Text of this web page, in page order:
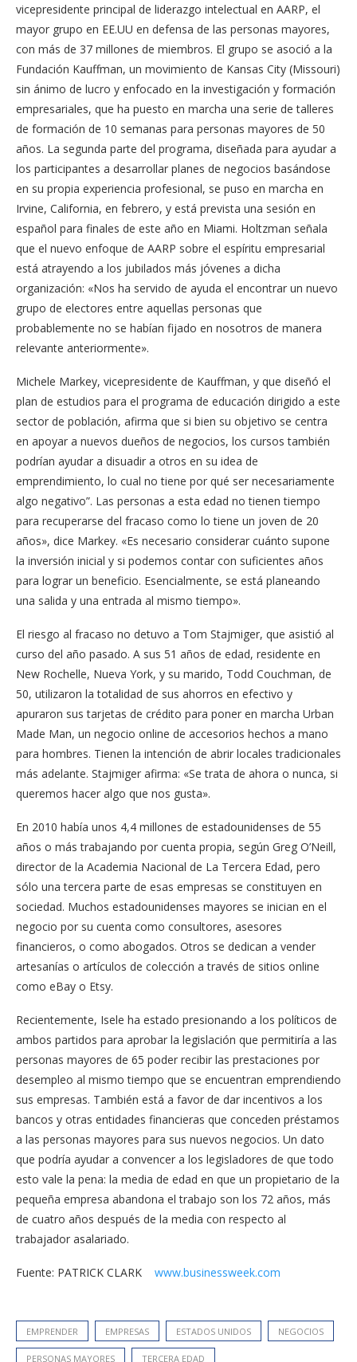
vicepresidente principal de liderazgo intelectual en AARP, el
mayor grupo en EE.UU en defensa de las personas mayores,
con más de 37 millones de miembros. El grupo se asoció a la
Fundación Kauffman, un movimiento de Kansas City (Missouri)
sin ánimo de lucro y enfocado en la investigación y formación
empresariales, que ha puesto en marcha una serie de talleres
de formación de 10 semanas para personas mayores de 50
años. La segunda parte del programa, diseñada para ayudar a
los participantes a desarrollar planes de negocios basándose
en su propia experiencia profesional, se puso en marcha en
Irvine, California, en febrero, y está prevista una sesión en
español para finales de este año en Miami. Holtzman señala
que el nuevo enfoque de AARP sobre el espíritu empresarial
está atrayendo a los jubilados más jóvenes a dicha
organización: «Nos ha servido de ayuda el encontrar un nuevo
grupo de electores entre aquellas personas que
probablemente no se habían fijado en nosotros de manera
relevante anteriormente».
Michele Markey, vicepresidente de Kauffman, y que diseñó el
plan de estudios para el programa de educación dirigido a este
sector de población, afirma que si bien su objetivo se centra
en apoyar a nuevos dueños de negocios, los cursos también
podrían ayudar a disuadir a otros en su idea de
emprendimiento, lo cual no tiene por qué ser necesariamente
algo negativo”. Las personas a esta edad no tienen tiempo
para recuperarse del fracaso como lo tiene un joven de 20
años», dice Markey. «Es necesario considerar cuánto supone
la inversión inicial y si podemos contar con suficientes años
para lograr un beneficio. Esencialmente, se está planeando
una salida y una entrada al mismo tiempo».
El riesgo al fracaso no detuvo a Tom Stajmiger, que asistió al
curso del año pasado. A sus 51 años de edad, residente en
New Rochelle, Nueva York, y su marido, Todd Couchman, de
50, utilizaron la totalidad de sus ahorros en efectivo y
apuraron sus tarjetas de crédito para poner en marcha Urban
Made Man, un negocio online de accesorios hechos a mano
para hombres. Tienen la intención de abrir locales tradicionales
más adelante. Stajmiger afirma: «Se trata de ahora o nunca, si
queremos hacer algo que nos gusta».
En 2010 había unos 4,4 millones de estadounidenses de 55
años o más trabajando por cuenta propia, según Greg O’Neill,
director de la Academia Nacional de La Tercera Edad, pero
sólo una tercera parte de esas empresas se constituyen en
sociedad. Muchos estadounidenses mayores se inician en el
negocio por su cuenta como consultores, asesores
financieros, o como abogados. Otros se dedican a vender
artesanías o artículos de colección a través de sitios online
como eBay o Etsy.
Recientemente, Isele ha estado presionando a los políticos de
ambos partidos para aprobar la legislación que permitiría a las
personas mayores de 65 poder recibir las prestaciones por
desempleo al mismo tiempo que se encuentran emprendiendo
sus empresas. También está a favor de dar incentivos a los
bancos y otras entidades financieras que conceden préstamos
a las personas mayores para sus nuevos negocios. Un dato
que podría ayudar a convencer a los legisladores de que todo
esto vale la pena: la media de edad en que un propietario de la
pequeña empresa abandona el trabajo son los 72 años, más
de cuatro años después de la media con respecto al
trabajador asalariado.
Fuente: PATRICK CLARK www.businessweek.com
EMPRENDER EMPRESAS ESTADOS UNIDOS NEGOCIOS
PERSONAS MAYORES TERCERA EDAD